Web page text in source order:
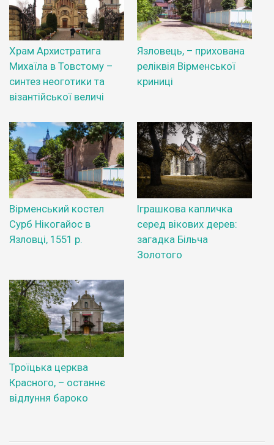
Храм Архистратига
Михаїла в Товстому –
синтез неоготики та
візантійської величі
Язловець, – прихована
реліквія Вірменської
криниці
Вірменський костел
Сурб Нікогайос в
Язловці, 1551 р.
Іграшкова капличка
серед вікових дерев:
загадка Більча
Золотого
Троїцька церква
Красного, – останнє
відлуння бароко